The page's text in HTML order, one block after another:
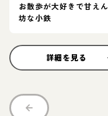
お散歩が大好きで甘えん
坊な小鉄
詳細を見る